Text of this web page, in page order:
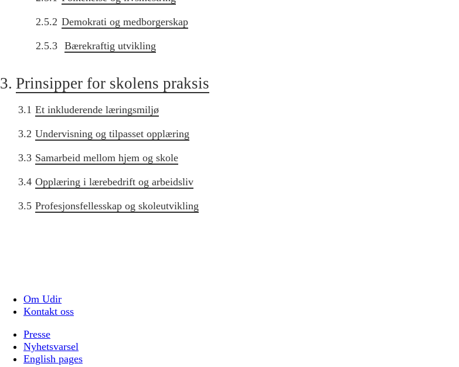
2.5.2 Demokrati og medborgerskap
2.5.3 Bærekraftig utvikling
3. Prinsipper for skolens praksis
3.1 Et inkluderende læringsmiljø
3.2 Undervisning og tilpasset opplæring
3.3 Samarbeid mellom hjem og skole
3.4 Opplæring i lærebedrift og arbeidsliv
3.5 Profesjonsfellesskap og skoleutvikling
Om Udir
Kontakt oss
Presse
Nyhetsvarsel
English pages